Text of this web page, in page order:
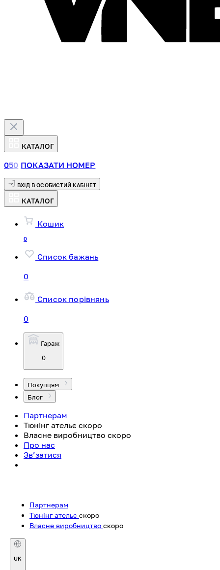
КАТАЛОГ
050 ПОКАЗАТИ НОМЕР
ВХІД В ОСОБИСТИЙ КАБІНЕТ
КАТАЛОГ
Кошик
0
Список бажань
0
Список порівнянь
0
Гараж
0
Покупцям
Блог
Партнерам
Тюнінг ательє скоро
Власне виробництво скоро
Про нас
Зв’затися
Партнерам
Тюнінг ательє скоро
Власне виробництво скоро
UK